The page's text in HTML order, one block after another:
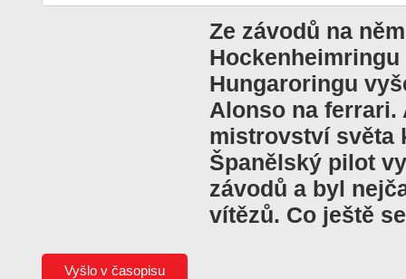
Ze závodů na
Hungaroringu
Alonso na ferrari.
mistrovství světa
Španělský pilot
závodů a byl
vítězů. Co ještě
Vyšlo v časopisu